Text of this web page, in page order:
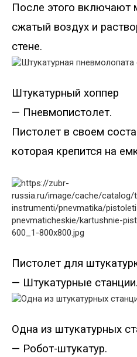
После этого включают
сжатый воздух и
стене.
Штукатурный хоппер
— Пневмопистолет.
Пистолет в своем
которая крепится на
Пистолет для
— Штукатурные станции.
Одна из штукатурных
— Робот-штукатур.